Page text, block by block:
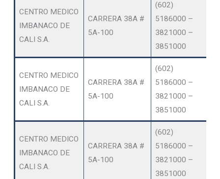
CENTRO MEDICO
IMBANACO DE
CALI S.A.
CARRERA 38A #
5A-100
(602)
5186000 –
3821000 –
3851000
CENTRO MEDICO
IMBANACO DE
CALI S.A.
CARRERA 38A #
5A-100
(602)
5186000 –
3821000 –
3851000
CENTRO MEDICO
IMBANACO DE
CALI S.A.
CARRERA 38A #
5A-100
(602)
5186000 –
3821000 –
3851000